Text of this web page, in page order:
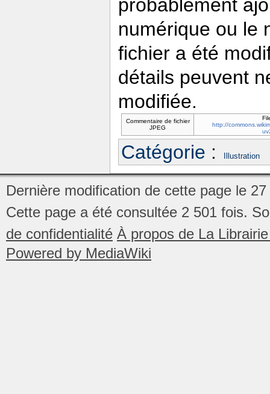
probablement
numérique ou le
fichier a été
détails peuvent
modifiée.
Commentaire de fichier
JPEG
http://
Catégorie : Illustration
Dernière modification de cette page le
Cette page a été consultée 2 501 fois.
de confidentialité À propos de La
Powered by MediaWiki